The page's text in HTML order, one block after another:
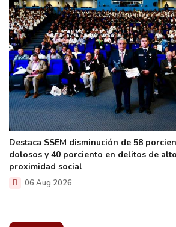
Destaca SSEM disminución de 58
dolosos y 40 porciento en delitos de
proximidad social
06 Aug 2026